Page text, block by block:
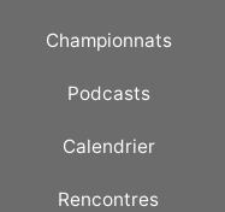
Championnats
Podcasts
Calendrier
Rencontres